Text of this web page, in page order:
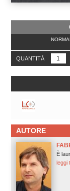
QUANTITÀ
AUTORE
È
leggi